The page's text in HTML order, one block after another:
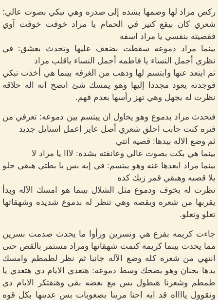
ركض مراد لها وضمها بشده إلى صدره وهي تبكي بصوت عالي:
شعري كان بيقع كتير في الحمام يا مراد خوفت خوفت آوي
فقصيته بنفسي يا مراد اسفه
بينما مراد دموعه سقطت بضعف عليها وتحدث بعشق: في
نظري أجمل النساء يا فاطمه أجمل النساء ياقلب مراد
ثم ابتعد عنها وابتسم لها وذهب من الغرفه بينما هي أخذت تبكي
فوجدته يعود مجددا إليها وهو يمسك شئ اتضح انه اله حلاقه
نظرت له بجهل وهي تهز رأسها بعدم فهم.
فتحدث مراد بدموع وهو يحاول ان يبتسم بين دموعه: تعرفي من
فتره كنت حابب احلق شعري أصل عايز اعمل استايل جديد
ثم وضع الاله بيدها: قصيه انتي
بينما هي بكت بصوت عالي وعانقته بشده: لااا يا مراد لا
بينما مراد ابعدها عنه وهو يبتسم: في إيه بس يا بطتي هبقي حلو
يلا قصيه وهبقي قمر زيك كده
نظرت له بخوف ودموع مثل الشلال بينما هو امسك الآله وبدأ
يقربها من شعره ويقصه وهي تنظر له بدموع شديده وشهقاتها
تعلو وتعلو.
جاءت كريمه بفزع هي ونسرين ورأوا ما يحدث صدمت نسرين
مما يحدث بينما كريمة كتمت شهقاتها ومراد مستمر بالقص حتى
انتهي من شعره كله وضع الآله جانبا ثم نظر لطمطم وامسك
يدها بحنان وهو يضحك وسط دموعه: هتعدي الايام دي هتعدي يا
طمطم وشعرنا هيطول بس مع بعضه بقي وهنفتكر الايام دي
ونقوول يااااه قد ايه احنا مرينا بصعوبات بس عدينها بكل قوه